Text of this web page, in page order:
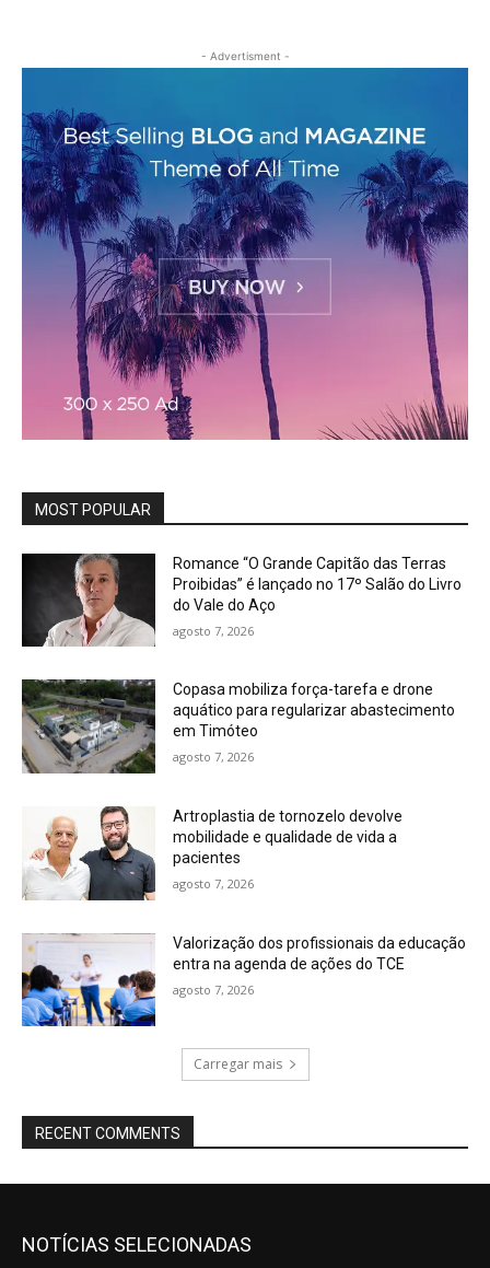
- Advertisment -
MOST POPULAR
Romance “O Grande Capitão das Terras
Proibidas” é lançado no 17º Salão do Livro
do Vale do Aço
agosto 7, 2026
Copasa mobiliza força-tarefa e drone
aquático para regularizar abastecimento
em Timóteo
agosto 7, 2026
Artroplastia de tornozelo devolve
mobilidade e qualidade de vida a
pacientes
agosto 7, 2026
Valorização dos profissionais da educação
entra na agenda de ações do TCE
agosto 7, 2026
Carregar mais
RECENT COMMENTS
NOTÍCIAS SELECIONADAS